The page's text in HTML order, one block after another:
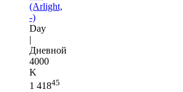
(Arlight,
-)
Day
|
Дневной
4000
K
1 41845